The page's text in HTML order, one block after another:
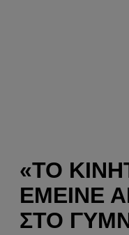
«ΤΟ
ΈΜΕΙΝΕ
ΣΤΟ